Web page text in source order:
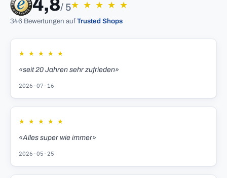
4,8/ 5★ ★ ★ ★ ★
346 Bewertungen auf Trusted Shops
★ ★ ★ ★ ★
«seit 20 Jahren sehr zufrieden»
2026-07-16
★ ★ ★ ★ ★
«Alles super wie immer»
2026-05-25